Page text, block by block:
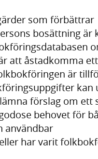
som förbättrar
bosättning är
att åstadkomma ett
är
kan
förslag om ett
behovet för
användbar
har varit